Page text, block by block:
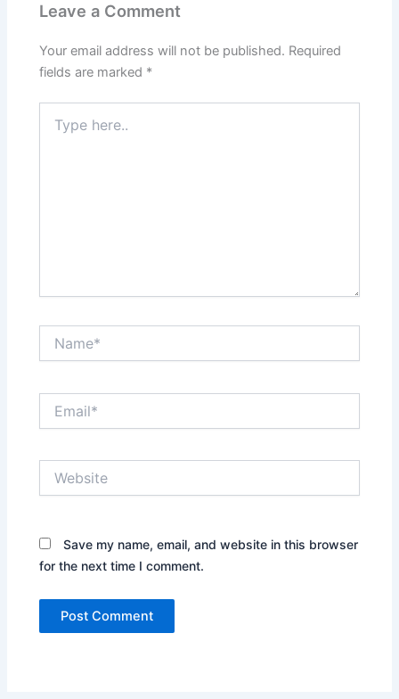
Leave a Comment
Your email address will not be published. Required
fields are marked *
here..
Save my name, email, and website in this browser
for the next time I comment.